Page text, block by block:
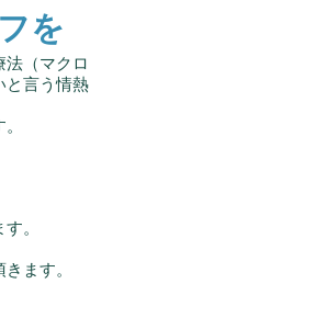
を
法（マクロ
と言う情熱
。
ます。